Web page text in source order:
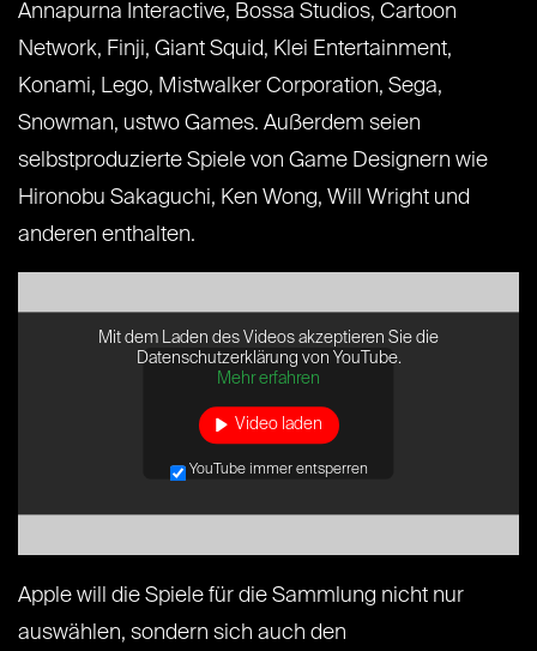
Annapurna Interactive, Bossa Studios, Cartoon
Network, Finji, Giant Squid, Klei Entertainment,
Konami, Lego, Mistwalker Corporation, Sega,
Snowman, ustwo Games. Außerdem seien
selbstproduzierte Spiele von Game Designern wie
Hironobu Sakaguchi, Ken Wong, Will Wright und
anderen enthalten.
Mit dem Laden des Videos akzeptieren Sie die
Datenschutzerklärung von YouTube.
Mehr erfahren
Video laden
YouTube immer entsperren
Apple will die Spiele für die Sammlung nicht nur
auswählen, sondern sich auch den